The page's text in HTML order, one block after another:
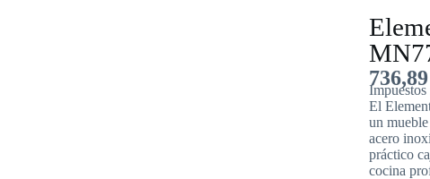
736,89
El
un
acero
práctico
cocina